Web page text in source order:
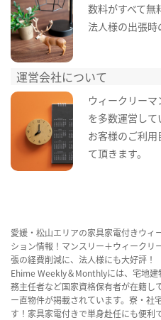
数料がすべて無
法人様の出張時
運営会社について
ウィークリー
を多数運営して
お客様のご利
て頂きます。
愛媛・松山エリアの家具家電付きウィ
ション情報！マンスリー＋ウィークリ
張の経費削減に、法人様にも大好評！
Ehime Weekly＆Monthlyには、宅地
務主任者など国家資格保有者が在籍し
ー直物件が掲載されています。寮・社
す！家具家電付きで単身赴任にも便利で